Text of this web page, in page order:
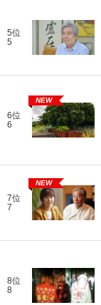
5位
5
6位
6
NEW
7位
7
NEW
8位
8